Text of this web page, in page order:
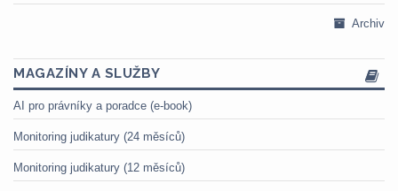
Archiv
MAGAZÍNY A SLUŽBY
AI pro právníky a poradce (e-book)
Monitoring judikatury (24 měsíců)
Monitoring judikatury (12 měsíců)